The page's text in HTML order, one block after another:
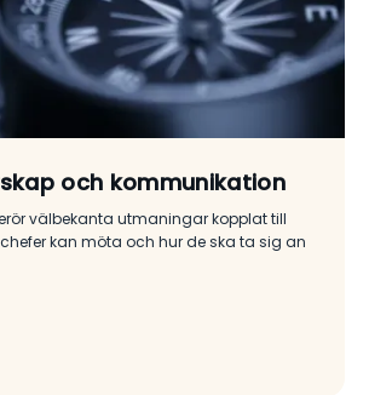
och kommunikation
välbekanta utmaningar kopplat till
kan möta och hur de ska ta sig an